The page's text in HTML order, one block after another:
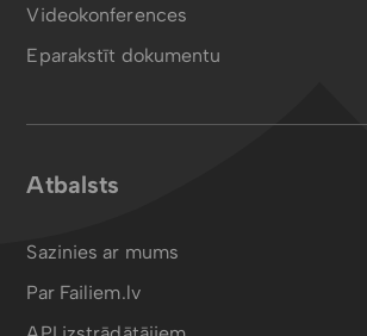
Videokonferences
Eparakstīt dokumentu
Atbalsts
Sazinies ar mums
Par Failiem.lv